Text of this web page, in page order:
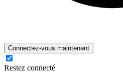
Connectez-vous maintenant
Restez connecté